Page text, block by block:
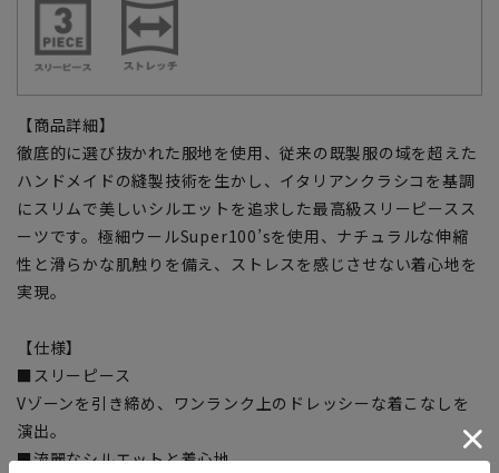
【商品詳細】
徹底的に選び抜かれた服地を使用、従来の既製服の域を超えた
ハンドメイドの縫製技術を生かし、イタリアンクラシコを基調
にスリムで美しいシルエットを追求した最高級スリーピースス
ーツです。極細ウールSuper100’sを使用、ナチュラルな伸縮
性と滑らかな肌触りを備え、ストレスを感じさせない着心地を
実現。
【仕様】
■スリーピース
Vゾーンを引き締め、ワンランク上のドレッシーな着こなしを
演出。
■流麗なシルエットと着心地